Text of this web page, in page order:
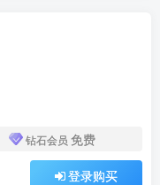
钻石会员 免费
登录购买